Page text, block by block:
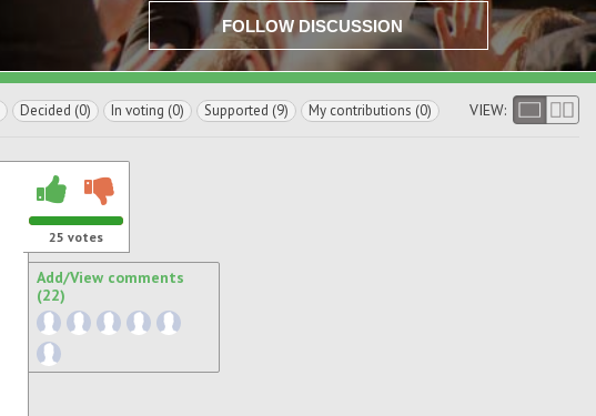
FOLLOW DISCUSSION
Decided (0) In voting (0) Supported (9) My contributions (0) VIEW:
25 votes
Add/View comments
(22)